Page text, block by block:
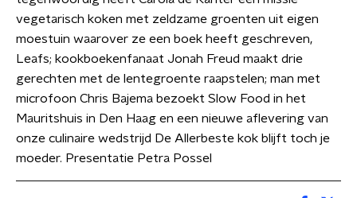
vegetarisch koken met zeldzame groenten uit eigen
moestuin waarover ze een boek heeft geschreven,
Leafs; kookboekenfanaat Jonah Freud maakt drie
gerechten met de lentegroente raapstelen; man met
microfoon Chris Bajema bezoekt Slow Food in het
Mauritshuis in Den Haag en een nieuwe aflevering van
onze culinaire wedstrijd De Allerbeste kok blijft toch je
moeder. Presentatie Petra Possel